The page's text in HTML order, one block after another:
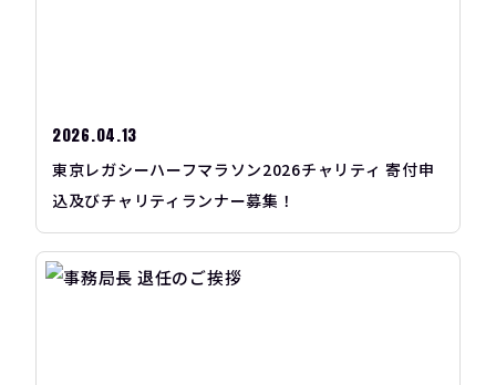
2026.04.13
東京レガシーハーフマラソン2026チャリティ 寄付申
込及びチャリティランナー募集！